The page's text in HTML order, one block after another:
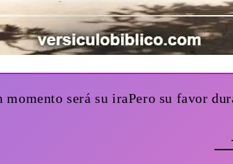
momento será su iraPero su favor